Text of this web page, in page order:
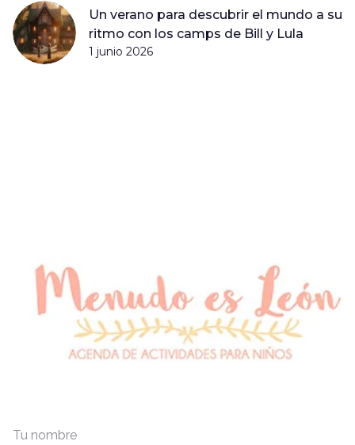
Un verano para descubrir el mundo a su
ritmo con los camps de Bill y Lula
1 junio 2026
Tu nombre